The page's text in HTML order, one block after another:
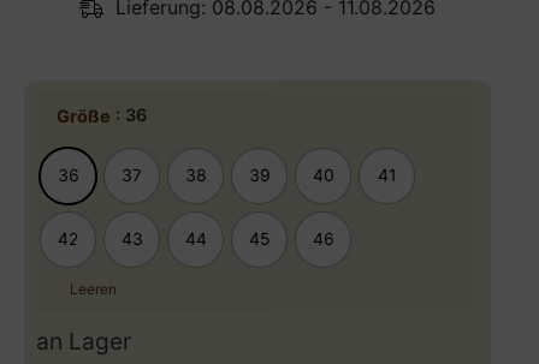
Lieferung: 08.08.2026 - 11.08.2026
Größe : 36
36 37 38 39 40 41
42 43 44 45 46
Leeren
an Lager